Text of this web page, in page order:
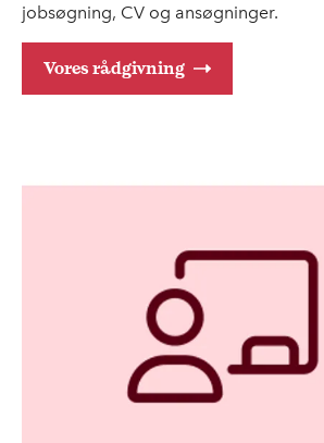
jobsøgning, CV og ansøgninger.
Vores rådgivning